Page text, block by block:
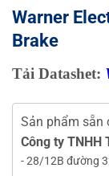
Warner
Brake
Tải Datashet:
Sản phẩm sẵn
Công ty TNHH
- 28/12B đường